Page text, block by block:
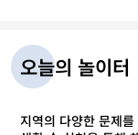
오늘의 놀이터
지역의 다양한 문제